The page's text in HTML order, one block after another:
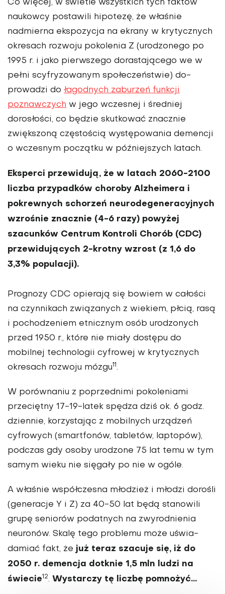
Co więcej, w świetle wszystkich tych faktów
naukowcy postawili hipote­zę, że właśnie
nadmierna ekspozycja na ekrany w krytycznych
okresach rozwoju pokolenia Z (urodzonego po
1995 r. i jako pierwszego dorastającego we w
pełni scyfryzowanym społeczeństwie) do­
prowadzi do łagodnych zaburzeń funkcji
poznawczych w jego wczesnej i średniej
dorosłości, co będzie skutkować znacznie
zwiększoną częstością występowania demencji
o wczesnym początku w późniejszych latach.
Eksperci przewidują, że w la­tach 2060-2100
liczba przypadków choroby Alzheimera i
pokrewnych schorzeń neurodegeneracyjnych
wzrośnie znacznie (4-6 razy) powyżej
szacunków Centrum Kontroli Cho­rób (CDC)
przewidujących 2-krotny wzrost (z 1,6 do
3,3% po­pulacji).
Prognozy CDC opierają się bowiem w całości
na czyn­nikach związanych z wiekiem, płcią, rasą
i pochodzeniem etnicznym osób urodzonych
przed 1950 r., które nie miały dostępu do
mobilnej technologii cyfrowej w krytycznych
okre­sach rozwoju mózgu11.
W porównaniu z poprzednimi pokole­niami
przeciętny 17-19-latek spędza dziś ok. 6 godz.
dziennie, korzystając z mobilnych urządzeń
cyfrowych (smartfonów, tabletów, laptopów),
podczas gdy osoby urodzone 75 lat temu w tym
samym wieku nie sięgały po nie w ogóle.
A wła­śnie współczesna młodzież i młodzi dorośli
(generacje Y i Z) za 40-50 lat będą stanowili
grupę se­niorów podatnych na zwyrodnienia
neuronów. Skalę tego problemu może uświa­
damiać fakt, że już teraz szacuje się, iż do
2050 r. demencja do­tknie 1,5 mln ludzi na
świecie12. Wystarczy tę liczbę pomnożyć…